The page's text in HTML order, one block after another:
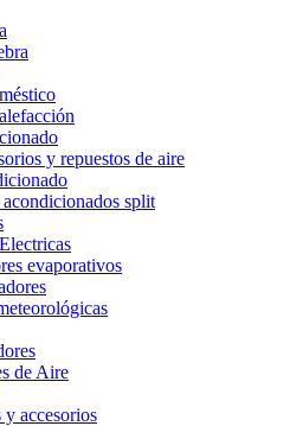
y repuestos de aire
split
evaporativos
de Aire
y accesorios